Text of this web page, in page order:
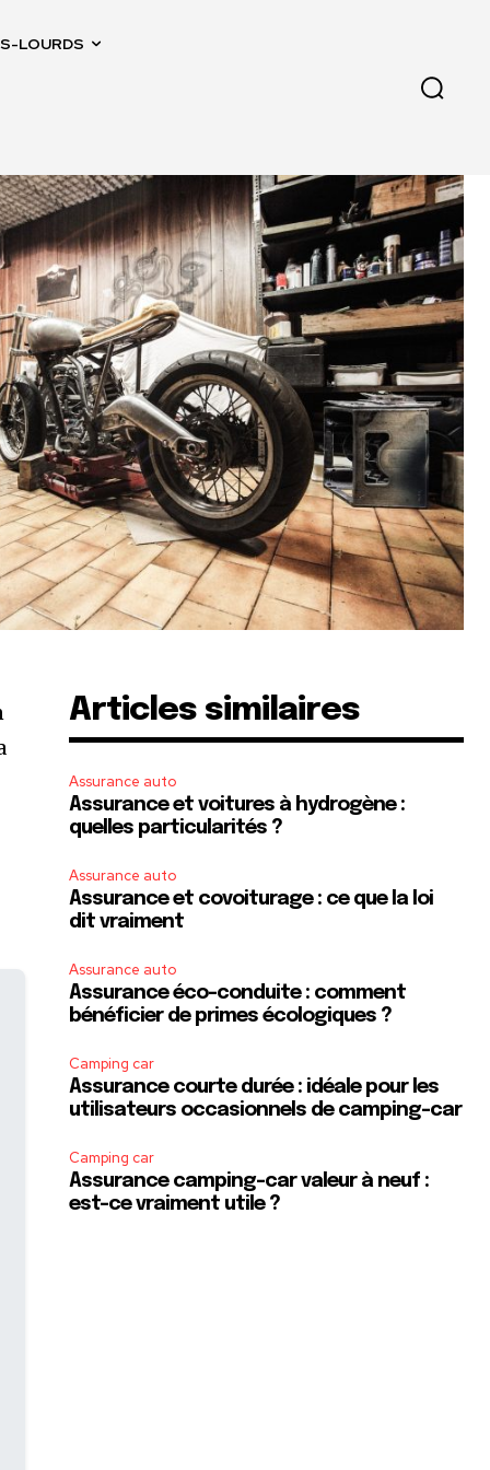
LOURDS
Articles similaires
Assurance auto
Assurance et voitures à hydrogène :
quelles particularités ?
Assurance auto
Assurance et covoiturage : ce que la loi
dit vraiment
Assurance auto
Assurance éco-conduite : comment
bénéficier de primes écologiques ?
Camping car
Assurance courte durée : idéale pour les
utilisateurs occasionnels de camping-car
Camping car
Assurance camping-car valeur à neuf :
est-ce vraiment utile ?